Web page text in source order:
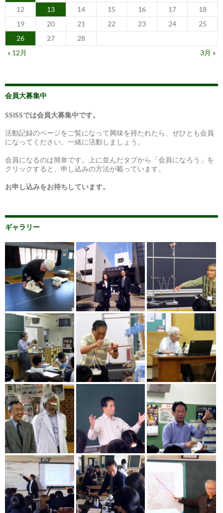
12
13 14 15 16 17
18
19
20 21 22 23 24
25
26
27
28
« 12月
3月 »
会員大募集中
SSISSでは会員大募集中です。
活動記録のページをご覧になって興味を持たれたら、ぜひとも会員
になってください。一緒に活動しましょう。
会員になるのは簡単です。上に並んだタブから「会員になろう」を
クリックすると、申し込みの方法が載っています。
お申し込みをお待ちしています。
ギャラリー